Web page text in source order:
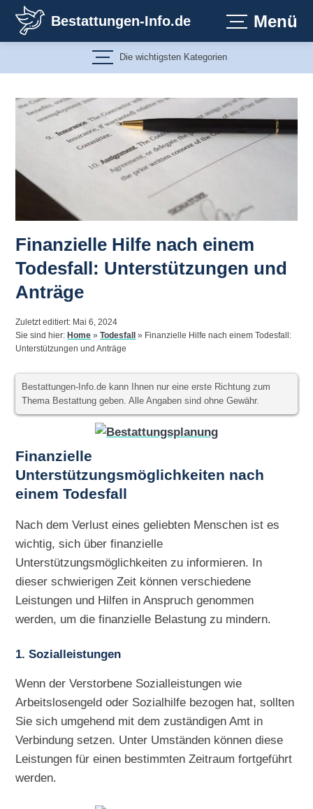
Inhalt
springen
Bestattungen-Info.de Menü
Die wichtigsten Kategorien
Finanzielle Hilfe nach einem
Todesfall: Unterstützungen und
Anträge
Zuletzt editiert: Mai 6, 2024
Sie sind hier: Home »Todesfall » Finanzielle Hilfe nach einem Todesfall:
Unterstützungen und Anträge
Bestattungen-Info.de kann Ihnen nur eine erste Richtung zum
Thema Bestattung geben. Alle Angaben sind ohne Gewähr.
Finanzielle
Unterstützungsmöglichkeiten nach
einem Todesfall
Nach dem Verlust eines geliebten Menschen ist es
wichtig, sich über finanzielle
Unterstützungsmöglichkeiten zu informieren. In
dieser schwierigen Zeit können verschiedene
Leistungen und Hilfen in Anspruch genommen
werden, um die finanzielle Belastung zu mindern.
1. Sozialleistungen
Wenn der Verstorbene Sozialleistungen wie
Arbeitslosengeld oder Sozialhilfe bezogen hat, sollten
Sie sich umgehend mit dem zuständigen Amt in
Verbindung setzen. Unter Umständen können diese
Leistungen für einen bestimmten Zeitraum fortgeführt
werden.